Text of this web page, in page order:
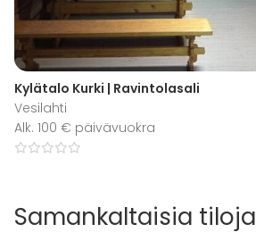
Kylätalo Kurki | Ravintolasali
Vesilahti
Alk. 100 € päivävuokra
Samankaltaisia tiloja